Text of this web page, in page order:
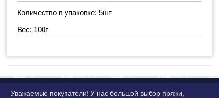
Количество в упаковке: 5шт
Вес: 100г
Уважаемые покупатели! У нас большой выбор пряжи,